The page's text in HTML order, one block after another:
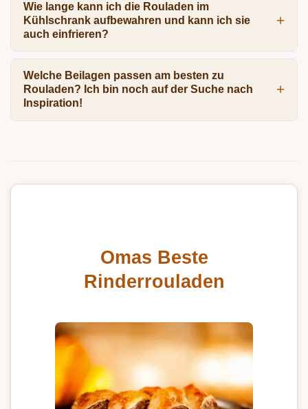
Wie lange kann ich die Rouladen im
Kühlschrank aufbewahren und kann ich sie
auch einfrieren?
Welche Beilagen passen am besten zu
Rouladen? Ich bin noch auf der Suche nach
Inspiration!
Omas Beste
Rinderrouladen